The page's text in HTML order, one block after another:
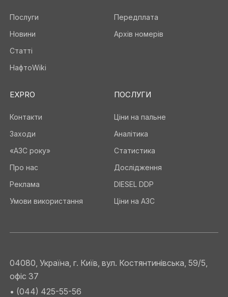
Послуги
Новини
Статті
НафтоWiki
Передплата
Архів номерів
EXPRO
Контакти
Заходи
«АЗС року»
Про нас
Реклама
Умови використання
ПОСЛУГИ
Ціни на пальне
Аналітика
Статистика
Дослідження
DIESEL DDP
Ціни на АЗС
04080, Україна, г. Київ, вул. Костянтинівська, 59/5,
офіс 37
• (044) 425-55-56